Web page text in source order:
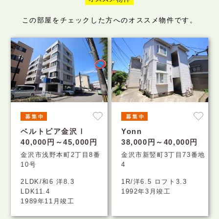
この部屋をチェックした方へのオススメ物件です。
ベルトピア金沢Ⅰ
40,000円～45,000円
金沢市浅野本町2丁目8番
10号
2LDK/和6 洋8.3
LDK11.4
1989年11月竣工
Yonn
38,000円～40,000円
金沢市新竪町3丁目73番地
4
1R/洋6.5 ロフト3.3
1992年3月竣工